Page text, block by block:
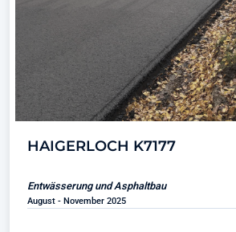
HAIGERLOCH K7177
Entwässerung und Asphaltbau
August - November 2025